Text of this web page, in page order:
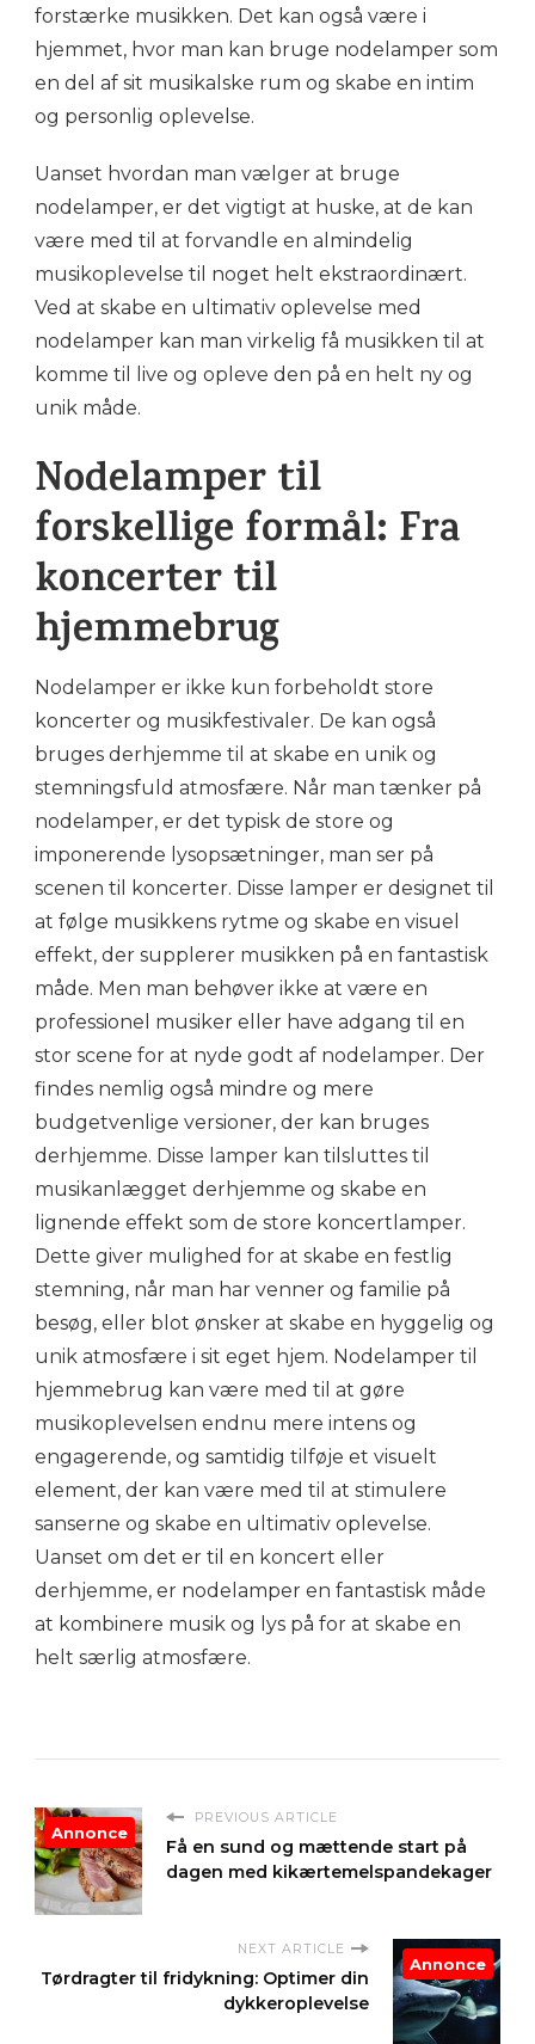
forstærke musikken. Det kan også være i
hjemmet, hvor man kan bruge nodelamper som
en del af sit musikalske rum og skabe en intim
og personlig oplevelse.
Uanset hvordan man vælger at bruge
nodelamper, er det vigtigt at huske, at de kan
være med til at forvandle en almindelig
musikoplevelse til noget helt ekstraordinært.
Ved at skabe en ultimativ oplevelse med
nodelamper kan man virkelig få musikken til at
komme til live og opleve den på en helt ny og
unik måde.
Nodelamper til
forskellige formål: Fra
koncerter til
hjemmebrug
Nodelamper er ikke kun forbeholdt store
koncerter og musikfestivaler. De kan også
bruges derhjemme til at skabe en unik og
stemningsfuld atmosfære. Når man tænker på
nodelamper, er det typisk de store og
imponerende lysopsætninger, man ser på
scenen til koncerter. Disse lamper er designet til
at følge musikkens rytme og skabe en visuel
effekt, der supplerer musikken på en fantastisk
måde. Men man behøver ikke at være en
professionel musiker eller have adgang til en
stor scene for at nyde godt af nodelamper. Der
findes nemlig også mindre og mere
budgetvenlige versioner, der kan bruges
derhjemme. Disse lamper kan tilsluttes til
musikanlægget derhjemme og skabe en
lignende effekt som de store koncertlamper.
Dette giver mulighed for at skabe en festlig
stemning, når man har venner og familie på
besøg, eller blot ønsker at skabe en hyggelig og
unik atmosfære i sit eget hjem. Nodelamper til
hjemmebrug kan være med til at gøre
musikoplevelsen endnu mere intens og
engagerende, og samtidig tilføje et visuelt
element, der kan være med til at stimulere
sanserne og skabe en ultimativ oplevelse.
Uanset om det er til en koncert eller
derhjemme, er nodelamper en fantastisk måde
at kombinere musik og lys på for at skabe en
helt særlig atmosfære.
PREVIOUS ARTICLE
Få en sund og mættende start på
dagen med kikærtemelspandekager
Annonce
NEXT ARTICLE
Tørdragter til fridykning: Optimer din
dykkeroplevelse
Annonce